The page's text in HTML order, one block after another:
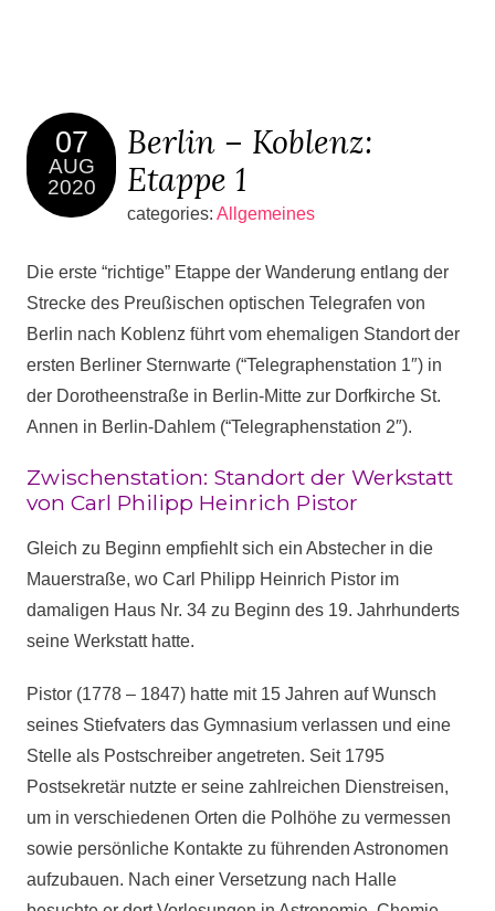
07
AUG
2020
Berlin – Koblenz:
Etappe 1
categories: Allgemeines
Die erste “richtige” Etappe der Wanderung entlang der
Strecke des Preußischen optischen Telegrafen von
Berlin nach Koblenz führt vom ehemaligen Standort der
ersten Berliner Sternwarte (“Telegraphenstation 1″) in
der Dorotheenstraße in Berlin-Mitte zur Dorfkirche St.
Annen in Berlin-Dahlem (“Telegraphenstation 2″).
Zwischenstation: Standort der Werkstatt
von Carl Philipp Heinrich Pistor
Gleich zu Beginn empfiehlt sich ein Abstecher in die
Mauerstraße, wo Carl Philipp Heinrich Pistor im
damaligen Haus Nr. 34 zu Beginn des 19. Jahrhunderts
seine Werkstatt hatte.
Pistor (1778 – 1847) hatte mit 15 Jahren auf Wunsch
seines Stiefvaters das Gymnasium verlassen und eine
Stelle als Postschreiber angetreten. Seit 1795
Postsekretär nutzte er seine zahlreichen Dienstreisen,
um in verschiedenen Orten die Polhöhe zu vermessen
sowie persönliche Kontakte zu führenden Astronomen
aufzubauen. Nach einer Versetzung nach Halle